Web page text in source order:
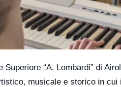
Superiore “A. Lombardi” di
musicale e storico in